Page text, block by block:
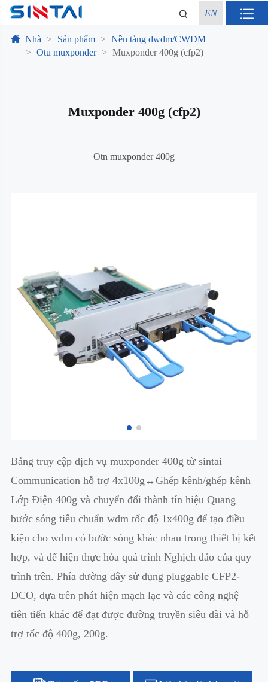
EN
Nhà Sản phẩm
Nền tảng dwdm/CWDM
Otu muxponder
Muxponder 400g (cfp2)
Muxponder 400g (cfp2)
Otn muxponder 400g
Bảng truy cập dịch vụ muxponder 400g từ sintai
Communication hỗ trợ 4x100g↔Ghép kênh/ghép kênh
Lớp Điện 400g và chuyển đổi thành tín hiệu Quang
bước sóng tiêu chuẩn wdm tốc độ 1x400g để tạo điều
kiện cho wdm có bước sóng khác nhau trong thiết bị kết
hợp, và để hiện thực hóa quá trình Nghịch đảo của quy
trình trên. Phía đường dây sử dụng pluggable CFP2-
DCO, dựa trên phát hiện mạch lạc và các công nghệ
tiên tiến khác để đạt được đường truyền siêu dài và hỗ
trợ tốc độ 400g, 200g.